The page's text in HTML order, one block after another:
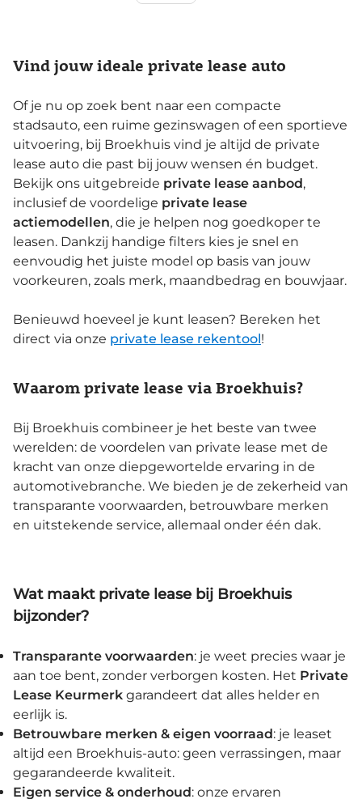
Vind jouw ideale private lease auto
Of je nu op zoek bent naar een compacte
stadsauto, een ruime gezinswagen of een sportieve
uitvoering, bij Broekhuis vind je altijd de private
lease auto die past bij jouw wensen én budget.
Bekijk ons uitgebreide private lease aanbod,
inclusief de voordelige private lease
actiemodellen, die je helpen nog goedkoper te
leasen. Dankzij handige filters kies je snel en
eenvoudig het juiste model op basis van jouw
voorkeuren, zoals merk, maandbedrag en bouwjaar.
Benieuwd hoeveel je kunt leasen? Bereken het
direct via onze private lease rekentool!
Waarom private lease via Broekhuis?
Bij Broekhuis combineer je het beste van twee
werelden: de voordelen van private lease met de
kracht van onze diepgewortelde ervaring in de
automotivebranche. We bieden je de zekerheid van
transparante voorwaarden, betrouwbare merken
en uitstekende service, allemaal onder één dak.
Wat maakt private lease bij Broekhuis
bijzonder?
Transparante voorwaarden: je weet precies waar je
aan toe bent, zonder verborgen kosten. Het Private
Lease Keurmerk garandeert dat alles helder en
eerlijk is.
Betrouwbare merken & eigen voorraad: je leaset
altijd een Broekhuis-auto: geen verrassingen, maar
gegarandeerde kwaliteit.
Eigen service & onderhoud: onze ervaren